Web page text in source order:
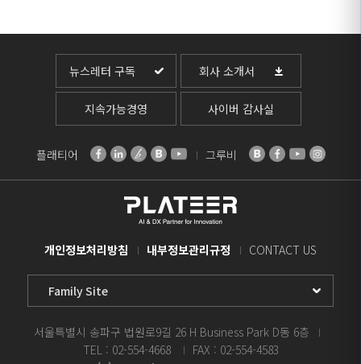
뉴스레터 구독 회사 소개서
지속가능경영 사이버 감사실
플래티어 그루비
개인정보처리방침 내부정보관리규정 CONTACT US
서울특별시 송파구 법원로9길 26 H Business Park D동 6층
TEL : 02-554-4668
FAX : 02-554-4583